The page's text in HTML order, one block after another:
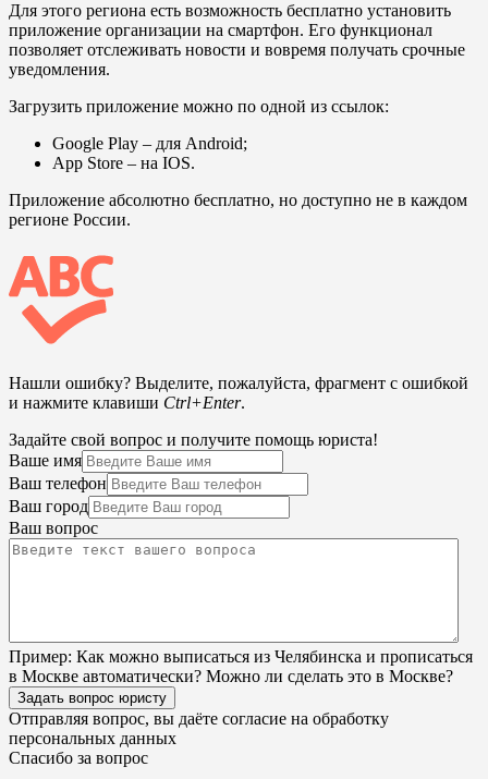
Для этого региона есть возможность бесплатно установить
приложение организации на смартфон. Его функционал
позволяет отслеживать новости и вовремя получать срочные
уведомления.
Загрузить приложение можно по одной из ссылок:
Google Play – для Android;
App Store – на IOS.
Приложение абсолютно бесплатно, но доступно не в каждом
регионе России.
Нашли ошибку? Выделите, пожалуйста, фрагмент с ошибкой
и нажмите клавиши Ctrl+Enter.
Задайте свой вопрос и получите помощь юриста!
Ваше имя
Ваш телефон
Ваш город
Ваш вопрос
Пример: Как можно выписаться из Челябинска и прописаться
в Москве автоматически? Можно ли сделать это в Москве?
Задать вопрос юристу
Отправляя вопрос, вы даёте согласие на обработку
персональных данных
Спасибо за вопрос